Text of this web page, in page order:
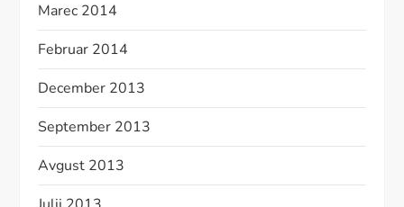
Marec 2014
Februar 2014
December 2013
September 2013
Avgust 2013